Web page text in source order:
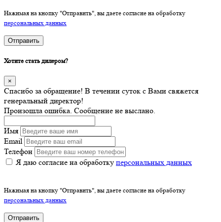
Нажимая на кнопку "Отправить", вы даете согласие на обработку
персональных данных
Отправить
Хотите стать дилером?
×
Спасибо за обращение! В течении суток с Вами свяжется
генеральный директор!
Произошла ошибка. Сообщение не выслано.
Имя
Email
Телефон
Я даю согласие на обработку персональных данных
Нажимая на кнопку "Отправить", вы даете согласие на обработку
персональных данных
Отправить